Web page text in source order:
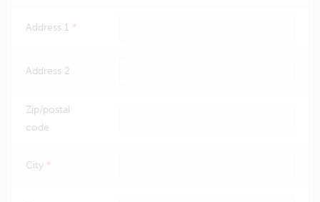
Address 1 *
Address 2
Zip/postal
code
City *